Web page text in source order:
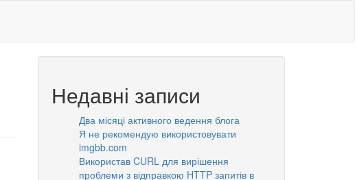
Недавні записи
Два місяці активного ведення блога
Я не рекомендую використовувати
imgbb.com
Використав CURL для вирішення
проблеми з відправкою HTTP запитів в